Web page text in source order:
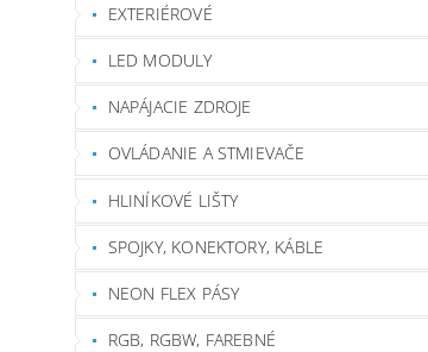
EXTERIÉROVÉ
LED MODULY
NAPÁJACIE ZDROJE
OVLÁDANIE A STMIEVAČE
HLINÍKOVÉ LIŠTY
SPOJKY, KONEKTORY, KÁBLE
NEON FLEX PÁSY
RGB, RGBW, FAREBNÉ